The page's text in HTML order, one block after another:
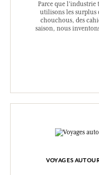
Parce que
utilisons les surplus
chouchous, des
saison, nous
VOYAGES